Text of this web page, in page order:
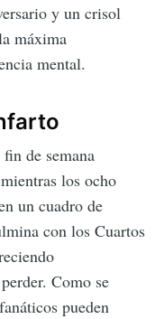
y un crisol
máxima
mental.
de semana
los ocho
un cuadro de
con los Cuartos
Como se
pueden